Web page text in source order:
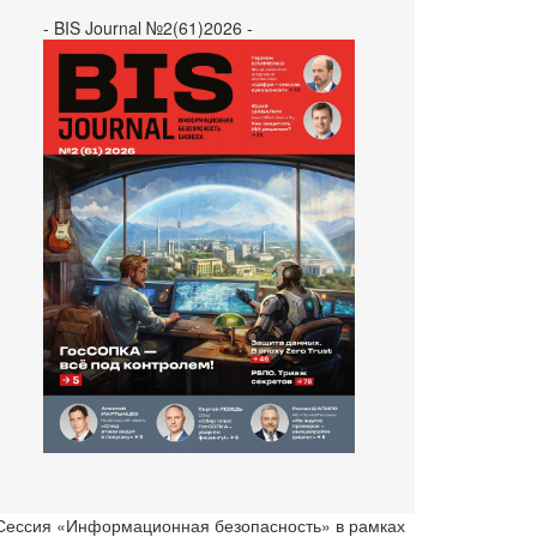
- BIS Journal №2(61)2026 -
«Информационная безопасность» в рамках